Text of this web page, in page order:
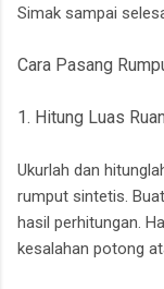
Simak sampai
Cara Pasang
1. Hitung Luas
Ukurlah dan
rumput sintetis.
hasil perhitungan.
kesalahan potong